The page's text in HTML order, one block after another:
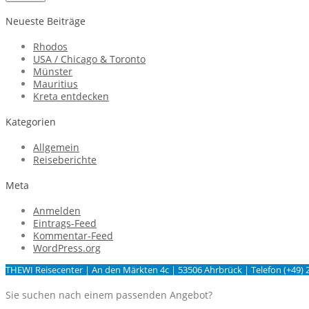
Neueste Beiträge
Rhodos
USA / Chicago & Toronto
Münster
Mauritius
Kreta entdecken
Kategorien
Allgemein
Reiseberichte
Meta
Anmelden
Eintrags-Feed
Kommentar-Feed
WordPress.org
THEWI Reisecenter | An den Märkten 4c | 53506 Ahrbrück | Telefon
Sie suchen nach einem passenden Angebot?